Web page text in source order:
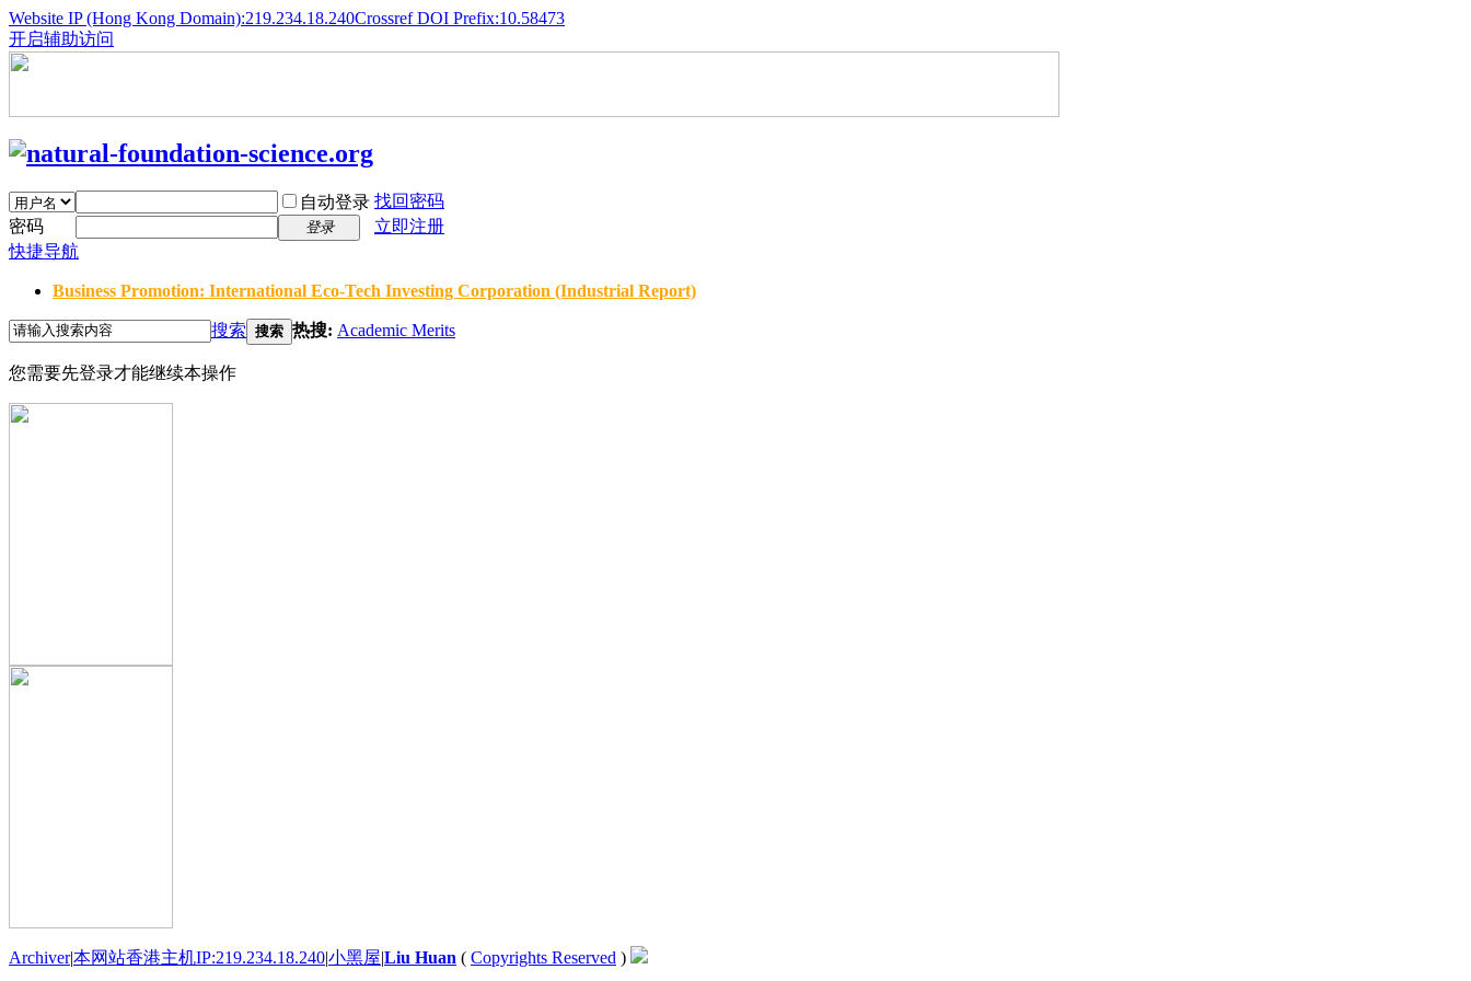
Website IP (Hong Kong Domain):219.234.18.240Crossref DOI Prefix:10.58473
开启辅助访问
自动登录 找回密码
密码
登录
立即注册
快捷导航
Business Promotion: International Eco-Tech Investing Corporation (Industrial Report)
搜索 搜索 热搜: Academic Merits
您需要先登录才能继续本操作
Archiver|本网站香港主机IP:219.234.18.240|小黑屋|Liu Huan ( Copyrights Reserved )